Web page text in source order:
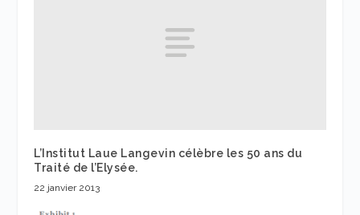
L’Institut Laue Langevin célèbre les 50 ans du
Traité de l’Elysée.
22 janvier 2013